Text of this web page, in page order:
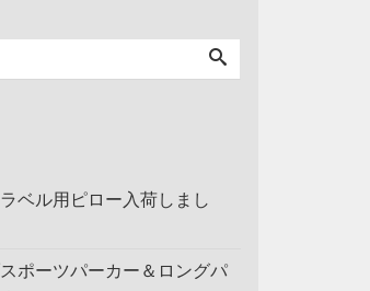
ベル用ピロー入荷しまし
ポーツパーカー＆ロングパ